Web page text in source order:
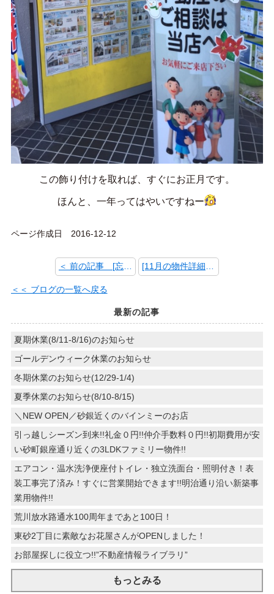
この飾り付けを取れば、すぐにお正月です。
ほんと、一年ってはやいですねー
ページ作成日 2016-12-12
＜＜ ブログの一覧へ戻る
最新の記事
夏期休業(8/11-8/16)のお知らせ
ゴールデンウィーク休業のお知らせ
冬期休業のお知らせ(12/29-1/4)
夏季休業のお知らせ(8/10-8/15)
＼NEW OPEN／砂銀近くのバインミーのお店
引っ越しシーズン到来!!礼金０円!!仲介手数料０円!!初期費用が安
い砂町銀座通り近くの3LDKファミリー物件!!
エアコン・温水洗浄便座付トイレ・独立洗面台・照明付き！表
装工事完了済み！すぐに営業開始できます!!明治通り沿い新築事
業用物件!!
荒川放水路通水100周年まであと100日！
東砂2丁目に素敵なお花屋さんがOPENしました！
お部屋探しに役立つ!!”不動産情報ライブラリ”
もっとみる